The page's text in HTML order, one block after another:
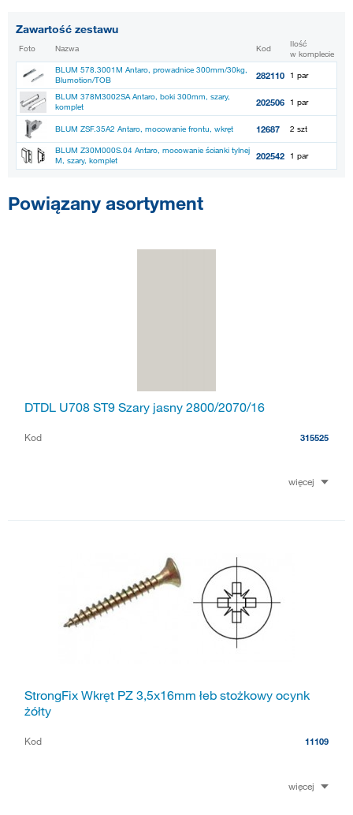
Zawartość zestawu
Foto Nazwa Kod
Ilość
w komplecie
BLUM 578.3001M Antaro, prowadnice 300mm/30kg,
Blumotion/TOB
282110 1 par
BLUM 378M3002SA Antaro, boki 300mm, szary,
komplet
202506 1 par
BLUM ZSF.35A2 Antaro, mocowanie frontu, wkręt 12687 2 szt
BLUM Z30M000S.04 Antaro, mocowanie ścianki tylnej
M, szary, komplet
202542 1 par
Powiązany asortyment
DTDL U708 ST9 Szary jasny 2800/2070/16
Kod 315525
więcej
StrongFix Wkręt PZ 3,5x16mm łeb stożkowy ocynk
żółty
Kod 11109
więcej